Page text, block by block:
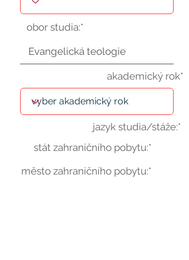
obor studia:*
akademický rok*
jazyk studia/stáže:*
stát zahraničního pobytu:*
město zahraničního pobytu:*